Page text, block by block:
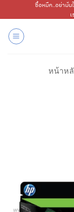
ไป
เนื้อหา
ซื้อหมึก..อย่ามั่น
หน้าห